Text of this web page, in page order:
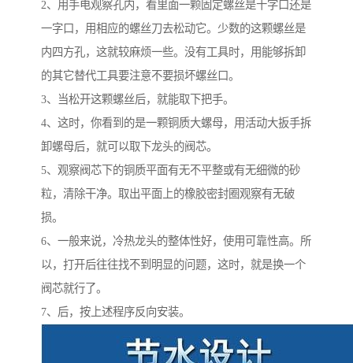
2、用手电观察孔内，看里面一颗固定螺丝是十字口还是
一字口，用相应的螺丝刀去松动它。少数的这颗螺丝是
内四方孔，这就较麻烦一些。没有工具时，用能够拆卸
的其它替代工具要注意不要损坏螺丝口。
3、当松开这颗螺丝后，就能取下把手。
4、这时，你看到的是一颗铜质大螺母，用活动大扳手拆
卸螺母后，就可以取下龙头的阀芯。
5、观察阀芯下的铜质平面有无不平整或有无细微的砂
粒，清除干净。取出平面上的橡胶密封圈观察有无破
损。
6、一般来说，冷热龙头的整体性好，使用可靠性高。所
以，打开后往往找不到明显的问题，这时，就是换一个
阀芯就行了。
7、后，按上述程序反向安装。